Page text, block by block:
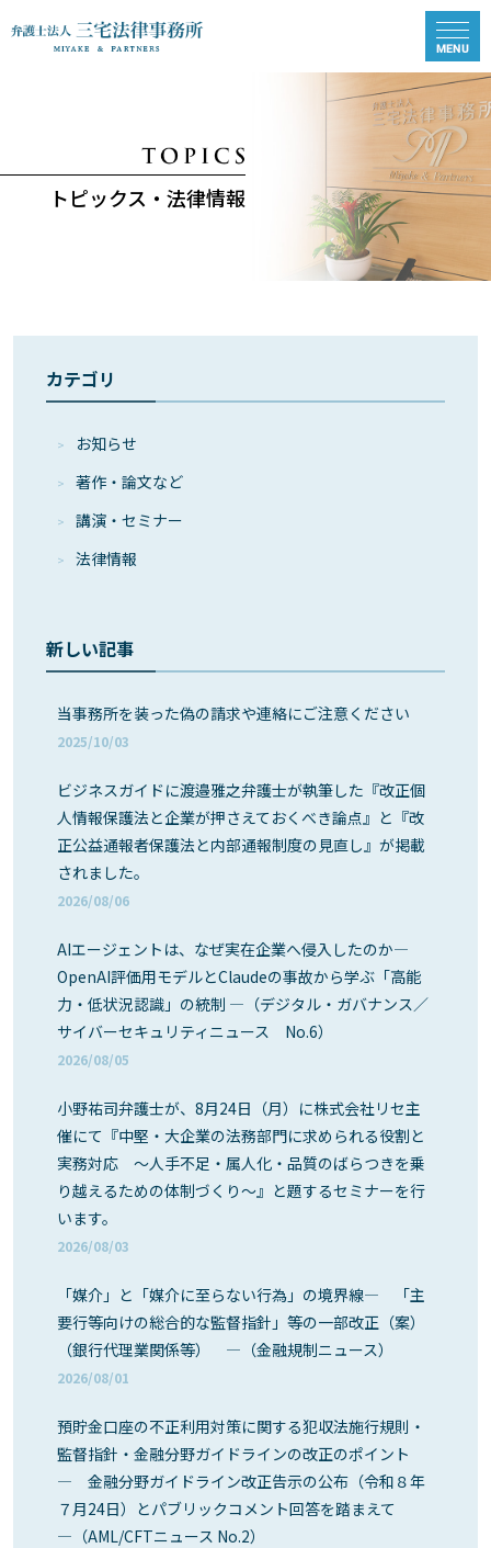
トピックス・法律情報
カテゴリ
お知らせ
著作・論⽂など
講演・セミナー
法律情報
新しい記事
当事務所を装った偽の請求や連絡にご注意ください
2025/10/03
ビジネスガイドに渡邉雅之弁護士が執筆した『改正個
人情報保護法と企業が押さえておくべき論点』と『改
正公益通報者保護法と内部通報制度の見直し』が掲載
されました。
2026/08/06
AIエージェントは、なぜ実在企業へ侵入したのか―
OpenAI評価用モデルとClaudeの事故から学ぶ「高能
力・低状況認識」の統制 ―（デジタル・ガバナンス／
サイバーセキュリティニュース No.6）
2026/08/05
小野祐司弁護士が、8月24日（月）に株式会社リセ主
催にて『中堅・大企業の法務部門に求められる役割と
実務対応 ～人手不足・属人化・品質のばらつきを乗
り越えるための体制づくり～』と題するセミナーを行
います。
2026/08/03
「媒介」と「媒介に至らない行為」の境界線― 「主
要行等向けの総合的な監督指針」等の一部改正（案）
（銀行代理業関係等） ―（金融規制ニュース）
2026/08/01
預貯金口座の不正利用対策に関する犯収法施行規則・
監督指針・金融分野ガイドラインの改正のポイント
― 金融分野ガイドライン改正告示の公布（令和８年
７月24日）とパブリックコメント回答を踏まえて
―（AML/CFTニュース No.2）